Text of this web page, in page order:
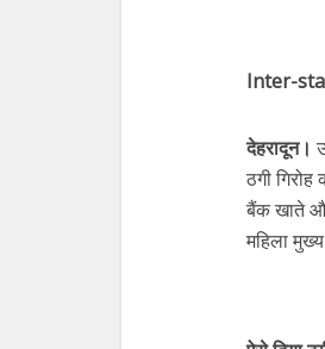
Inter-
देहरादून।
ठगी
बैंक खाते
महिला